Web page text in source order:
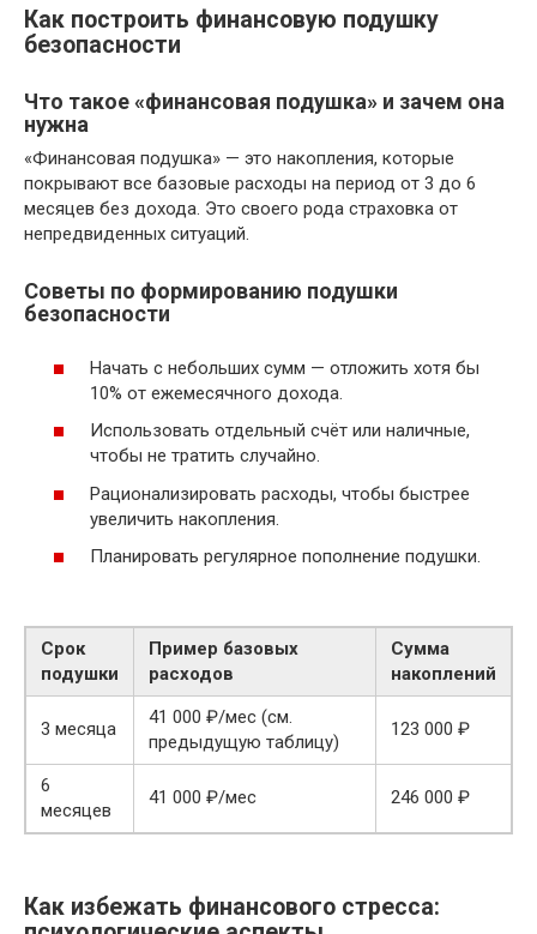
Как построить финансовую подушку
безопасности
Что такое «финансовая подушка» и зачем она
нужна
«Финансовая подушка» — это накопления, которые
покрывают все базовые расходы на период от 3 до 6
месяцев без дохода. Это своего рода страховка от
непредвиденных ситуаций.
Советы по формированию подушки
безопасности
Начать с небольших сумм — отложить хотя бы
10% от ежемесячного дохода.
Использовать отдельный счёт или наличные,
чтобы не тратить случайно.
Рационализировать расходы, чтобы быстрее
увеличить накопления.
Планировать регулярное пополнение подушки.
Срок
подушки
Пример базовых
расходов
Сумма
накоплений
3 месяца
41 000 ₽/мес (см.
предыдущую таблицу)
123 000 ₽
6
месяцев
41 000 ₽/мес 246 000 ₽
Как избежать финансового стресса: